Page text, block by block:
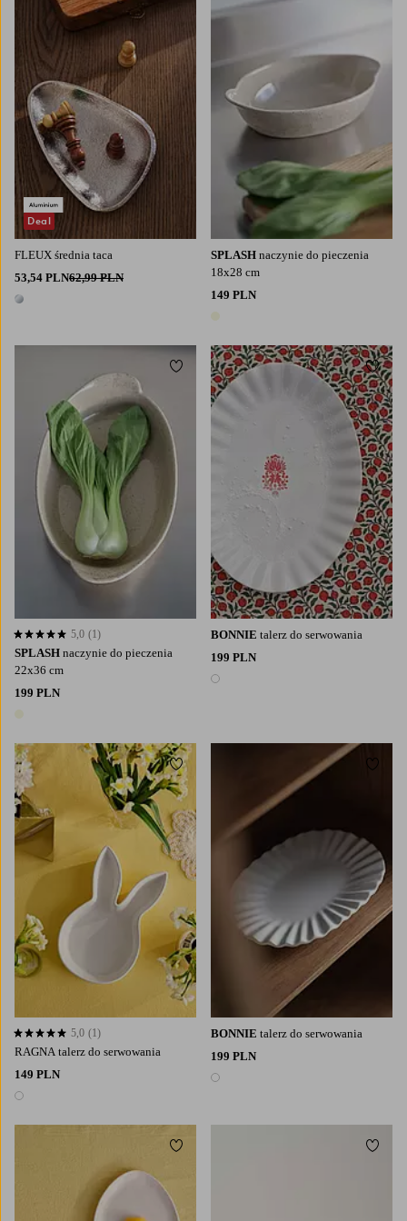
FLEUX średnia taca
53,54 PLN62,99 PLN
1 kolor
Deal
SPLASH naczynie do pieczenia
18x28 cm
149 PLN
SPLASH naczynie do pieczenia
22x36 cm
199 PLN
5,0 opierając się na 1 ocenach
5,0 (1)
Dodaj do ulubionych
BONNIE talerz do serwowania
199 PLN
1 kolor
RAGNA talerz do serwowania
149 PLN
1 kolor
5,0 opierając się na 1 ocenach
5,0 (1)
Dodaj do ulubionych
BONNIE talerz do serwowania
199 PLN
1 kolor
Dodaj do ulubionych